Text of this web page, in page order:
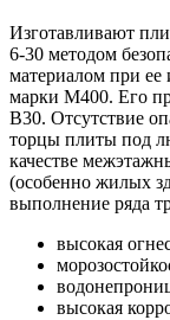
Изготавливают
6-30 методом
материалом при ее
марки М400. Его
В30. Отсутствие
торцы плиты под
качестве
(особенно жилых
выполнение ряда
высокая
высокая